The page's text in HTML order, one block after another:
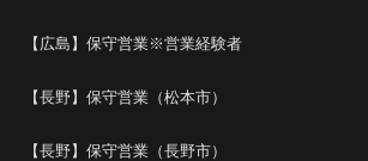
【広島】保守営業※営業経験者
【長野】保守営業（松本市）
【長野】保守営業（長野市）